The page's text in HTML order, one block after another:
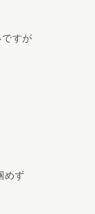
すが
めず